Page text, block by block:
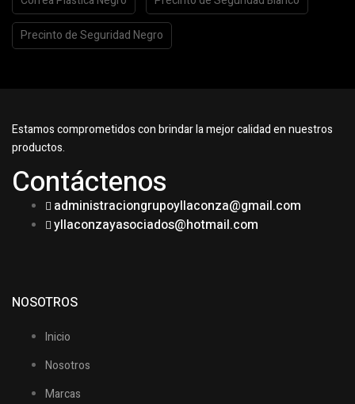
Precinto de Seguridad Negro
Estamos comprometidos con brindar la mejor calidad en nuestros
productos.
Contáctenos
administraciongrupoyllaconza@gmail.com
yllaconzayasociados@hotmail.com
NOSOTROS
Inicio
Nosotros
Marcas